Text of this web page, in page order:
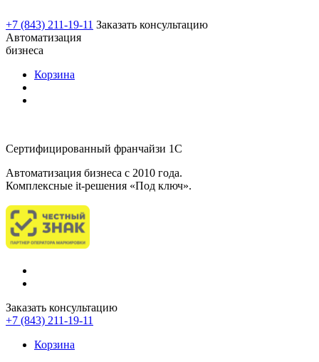
+7 (843) 211-19-11 Заказать консультацию
Автоматизация
бизнеса
Корзина
Сертифицированный франчайзи 1С
Автоматизация бизнеса c 2010 года.
Комплексные it-решения «Под ключ».
Заказать консультацию
+7 (843) 211-19-11
Корзина